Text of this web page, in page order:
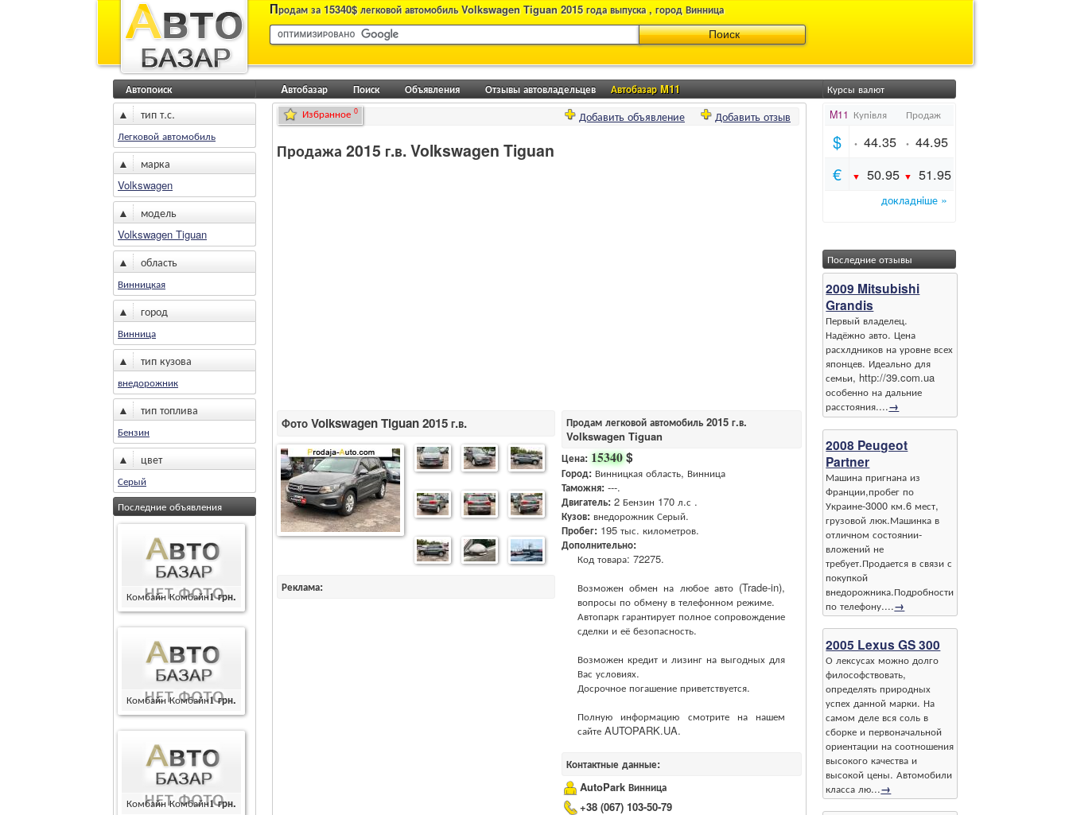
Продам за 15340$ легковой автомобиль Volkswagen Tiguan 2015 года выпуска , город Винница
Aвтобазар Поиск Объявления Отзывы автовладельцев Автобазар M11
Автопоиск
▲ тип т.с.
Легковой автомобиль
▲ марка
Volkswagen
▲ модель
Volkswagen Tiguan
▲ область
Винницкая
▲ город
Винница
▲ тип кузова
внедорожник
▲ тип топлива
Бензин
▲ цвет
Серый
Последние объявления
Комбайн Комбайн1 грн.
Комбайн Комбайн1 грн.
Комбайн Комбайн1 грн.
Добавить отзыв
Добавить объявление
Избранное 0
Продажа 2015 г.в. Volkswagen Tiguan
Фото Volkswagen Tiguan 2015 г.в.
Реклама:
Продам легковой автомобиль 2015 г.в.
Volkswagen Tiguan
Цена: 15340$
Город: Винницкая область, Винница
Таможня: ---.
Двигатель: 2 Бензин 170 л.с .
Кузов: внедорожник Серый.
Пробег: 195 тыс. километров.
Дополнительно:
Код товара: 72275.
Возможен обмен на любое авто (Trade-in),
вопросы по обмену в телефонном режиме.
Автопарк гарантирует полное сопровождение
сделки и её безопасность.
Возможен кредит и лизинг на выгодных для
Вас условиях.
Досрочное погашение приветствуется.
Полную информацию смотрите на нашем
сайте AUTOPARK.UA.
Контактные данные:
AutoPark Винница
+38 (067) 103-50-79
Курсы валют
Последние отзывы
2009 Mitsubishi
Grandis
Первый владелец.
Надёжно авто. Цена
расхлдников на уровне всех
японцев. Идеально для
семьи, http://39.com.ua
особенно на дальние
расстояния....→
2008 Peugeot
Partner
Машина пригнана из
Франции,пробег по
Украине-3000 км.6 мест,
грузовой люк.Машинка в
отличном состоянии-
вложений не
требует.Продается в связи с
покупкой
внедорожника.Подробности
по телефону....→
2005 Lexus GS 300
О лексусах можно долго
философствовать,
определять природных
успех данной марки. На
самом деле вся соль в
сборке и первоначальной
ориентации на соотношения
высокого качества и
высокой цены. Автомобили
класса лю...→